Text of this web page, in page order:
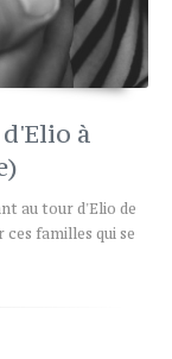
à
au tour d'Elio de
familles qui se